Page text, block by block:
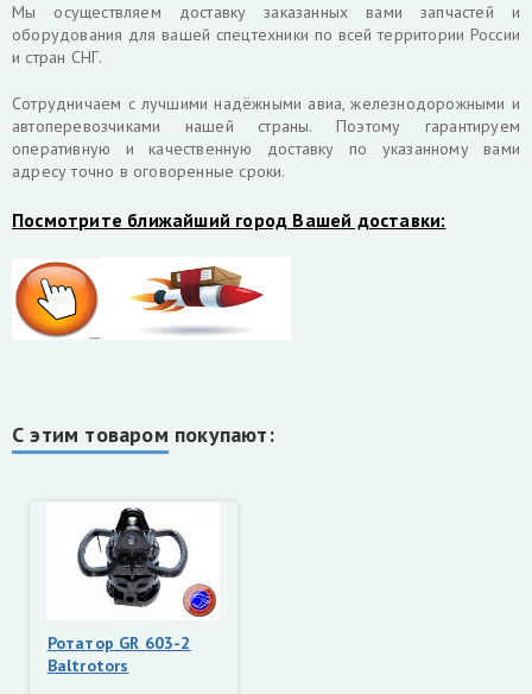
Мы осуществляем доставку заказанных вами запчастей и
оборудования для вашей спецтехники по всей территории России
и стран СНГ.
Cотрудничаем с лучшими надёжными авиа, железнодорожными и
автоперевозчиками нашей страны. Поэтому гарантируем
оперативную и качественную доставку по указанному вами
адресу точно в оговоренные сроки.
Посмотрите ближайший город Вашей доставки:
С этим товаром покупают:
Ротатор GR 603-2
Baltrotors